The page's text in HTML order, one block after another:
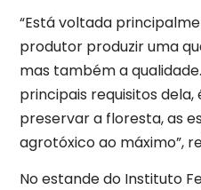
“Está voltada
produtor produzir uma
mas também a
principais requisitos
preservar a floresta, as
agrotóxico ao máximo”,
No estande do Instituto